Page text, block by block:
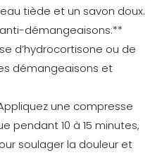
tiède et un savon doux.
démangeaisons:**
d’hydrocortisone ou de
démangeaisons et
une compresse
pendant 10 à 15 minutes,
soulager la douleur et